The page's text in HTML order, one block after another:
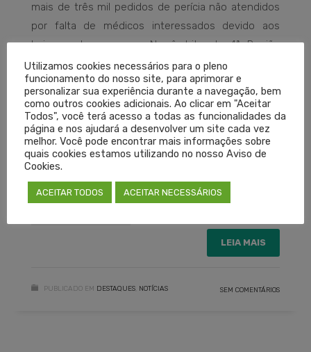
mais de três mil pedidos de perícia não atendidos
por falta de médicos interessados devido aos
baixos valores pagos. No âmbito da 4ª Região
(Justiça Federal), a demanda média de perícias
varia de seis a oito mil por mês.
Texto: Antônio Bavaresco
Edição: Viviane Schwäger
CREMERS JUSTIÇA DO TRABALHO PERITOS MÉDICOS
LEIA MAIS
PUBLICADO EM DESTAQUES NOTÍCIAS SEM COMENTÁRIOS
Utilizamos cookies necessários para o pleno
funcionamento do nosso site, para aprimorar e
personalizar sua experiência durante a navegação, bem
como outros cookies adicionais. Ao clicar em "Aceitar
Todos", você terá acesso a todas as funcionalidades da
página e nos ajudará a desenvolver um site cada vez
melhor. Você pode encontrar mais informações sobre
quais cookies estamos utilizando no nosso Aviso de
Cookies.
ACEITAR TODOS ACEITAR NECESSÁRIOS